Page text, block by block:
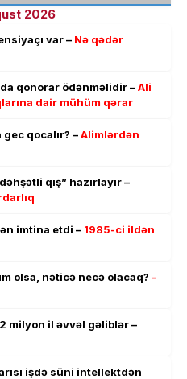
2026
var – Nə qədər
qonorar ödənməlidir –Ali
dair mühüm qərar
qocalır? –Alimlərdən
qış” hazırlayır –
imtina etdi – 1985-ci ildən
olsa, nəticə necə olacaq? -
milyon il əvvəl gəliblər –
işdə süni intellektdən